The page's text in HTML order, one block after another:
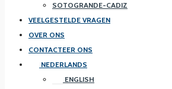
SOTOGRANDE-CADIZ
VEELGESTELDE VRAGEN
OVER ONS
CONTACTEER ONS
NEDERLANDS
ENGLISH